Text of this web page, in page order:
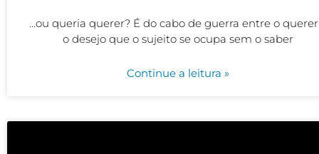
…ou queria querer? É do cabo de guerra entre o
o desejo que o sujeito se ocupa sem o saber
Continue a leitura »